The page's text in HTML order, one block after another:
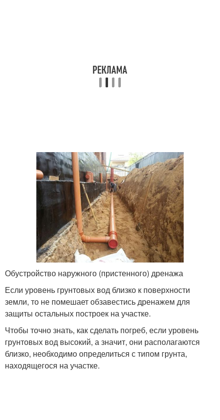
Обустройство наружного (пристенного) дренажа
Если уровень грунтовых вод близко к поверхности
земли, то не помешает обзавестись дренажем для
защиты остальных построек на участке.
Чтобы точно знать, как сделать погреб, если уровень
грунтовых вод высокий, а значит, они располагаются
близко, необходимо определиться с типом грунта,
находящегося на участке.